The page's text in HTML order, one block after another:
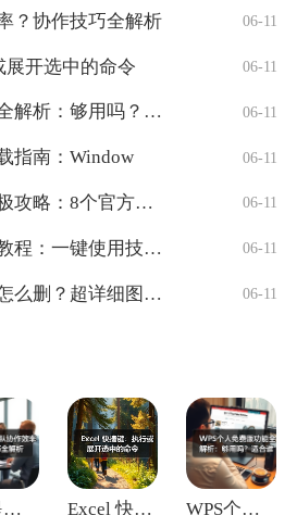
？协作技巧全解析 06-11
展开选中的命令 06-11
WPS个人免费版功能全解析：够用吗？适合 06-11
指南：Window 06-11
WPS会员免费领取终极攻略：8个官方认证 06-11
WPS字体库免费下载教程：一键使用技巧与 06-11
WPS删除多余空白页怎么删？超详细图文教 06-11
如何提升团队协作效率？协作技巧全解析 Excel 快捷键：执行或展开选中的命令 WPS个人免费版功能全解析：够用吗？适合